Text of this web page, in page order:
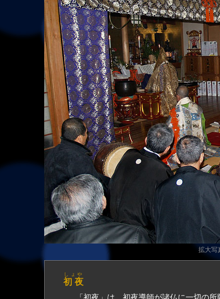
拡大写
初 夜
しょや
「初夜」は、初夜導師が諸仏に一切の